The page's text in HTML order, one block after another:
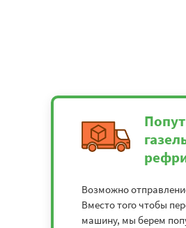
Возможно
Вместо того чтобы
машину, мы берем